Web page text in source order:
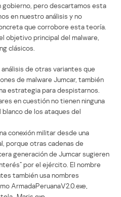
pero descartamos esta
en nuestro análisis y no
que corrobore esta teoría.
objetivo principal del malware,
clásicos.
de otras variantes que
de malware Jumcar, también
estrategia para despistarnos.
en cuestión no tienen ninguna
blanco de los ataques del
conexión militar desde una
porque otras cadenas de
generación de Jumcar sugieren
por el ejército. El nombre
también usa nombres
ArmadaPeruanaV2.0.exe,